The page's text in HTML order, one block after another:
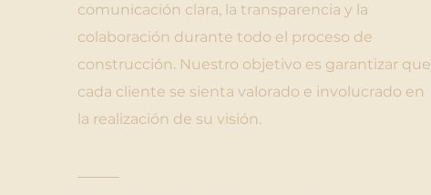
comunicación clara, la transparencia y la
colaboración durante todo el proceso de
construcción. Nuestro objetivo es garantizar que
cada cliente se sienta valorado e involucrado en
la realización de su visión.